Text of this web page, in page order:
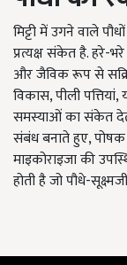
मिट्टी में उगने वाले
प्रत्यक्ष संकेत है. हरे-
और जैविक रूप से
विकास, पीली पत्तियां,
समस्याओं का संकेत
संबंध बनाते हुए, पोषक
माइकोराइजा की
होती है जो पौधे-